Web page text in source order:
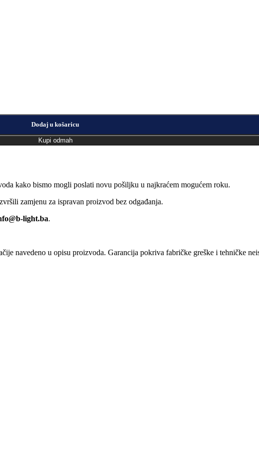
Dodaj u košaricu
Kupi odmah
kako bismo mogli poslati novu pošiljku u najkraćem mogućem roku.
zamjenu za ispravan proizvod bez odgađanja.
light.ba.
navedeno u opisu proizvoda. Garancija pokriva fabričke greške i tehničke